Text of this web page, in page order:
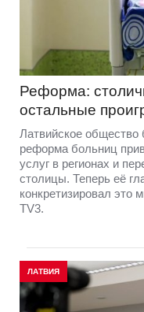
Реформа:
остальные
Латвийское
реформа больниц
услуг в регионах и
столицы. Теперь её
конкретизировал это
TV3.
ЛАТВИЯ